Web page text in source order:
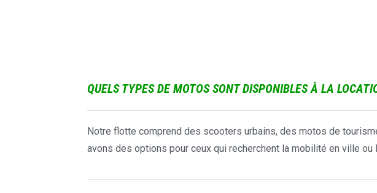
QUELS TYPES DE MOTOS SONT DISPONIBLES À LA
Notre flotte comprend des scooters urbains, des motos de
avons des options pour ceux qui recherchent la mobilité en ville ou